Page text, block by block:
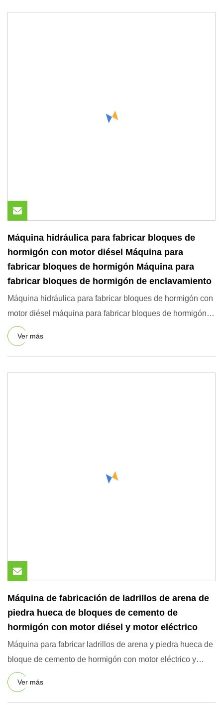
Máquina hidráulica para fabricar bloques de
hormigón con motor diésel Máquina para
fabricar bloques de hormigón Máquina para
fabricar bloques de hormigón de enclavamiento
Máquina hidráulica para fabricar bloques de hormigón con
motor diésel máquina para fabricar bloques de hormigón
máquina
Ver más
Máquina de fabricación de ladrillos de arena de
piedra hueca de bloques de cemento de
hormigón con motor diésel y motor eléctrico
Máquina para fabricar ladrillos de arena y piedra hueca de
bloque de cemento de hormigón con motor eléctrico y
motor dié
Ver más